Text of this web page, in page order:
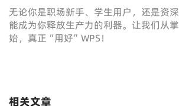
无论你是职场新手、学生用户，还是资
能成为你释放生产力的利器。让我们从
始，真正“用好”WPS！
相关文章